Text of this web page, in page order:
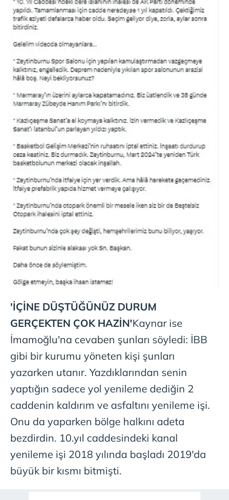
'İÇİNE DÜŞTÜĞÜNÜZ DURUM
GERÇEKTEN ÇOK HAZİN'Kaynar ise
İmamoğlu'na cevaben şunları söyledi: İBB
gibi bir kurumu yöneten kişi şunları
yazarken utanır. Yazdıklarından senin
yaptığın sadece yol yenileme dediğin 2
caddenin kaldırım ve asfaltını yenileme işi.
Onu da yaparken bölge halkını adeta
bezdirdin. 10.yıl caddesindeki kanal
yenileme işi 2018 yılında başladı 2019'da
büyük bir kısmı bitmişti.